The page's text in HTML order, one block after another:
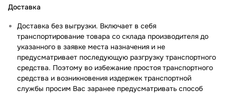
Доставка
Доставка без выгрузки. Включает в себя
транспортирование товара со склада производителя до
указанного в заявке места назначения и не
предусматривает последующую разгрузку транспортного
средства. Поэтому во избежание простоя транспортного
средства и возникновения издержек транспортной
службы просим Вас заранее предусматривать способ